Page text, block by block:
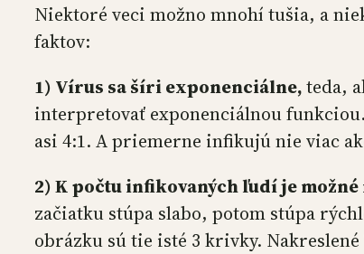
Niektoré veci možno mnohí tušia, a
faktov:
1) Vírus sa šíri exponenciálne,teda,
interpretovať exponenciálnou
asi 4:1. A priemerne infikujú nie viac
2) K počtu infikovaných ľudí je
začiatku stúpa slabo, potom stúpa
obrázku sú tie isté 3 krivky. Nakreslené